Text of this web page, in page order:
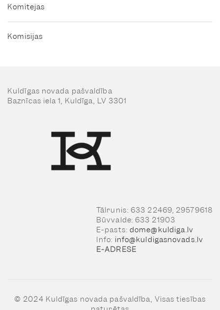
Komitejas
Komisijas
Kuldīgas novada pašvaldība
Baznīcas iela 1, Kuldīga, LV 3301
Tālrunis: 633 22469, 29579618
Būvvalde: 633 21903
E-pasts: dome@kuldiga.lv
Info: info@kuldigasnovads.lv
E-ADRESE
© 2024 Kuldīgas novada pašvaldība, Visas tiesības